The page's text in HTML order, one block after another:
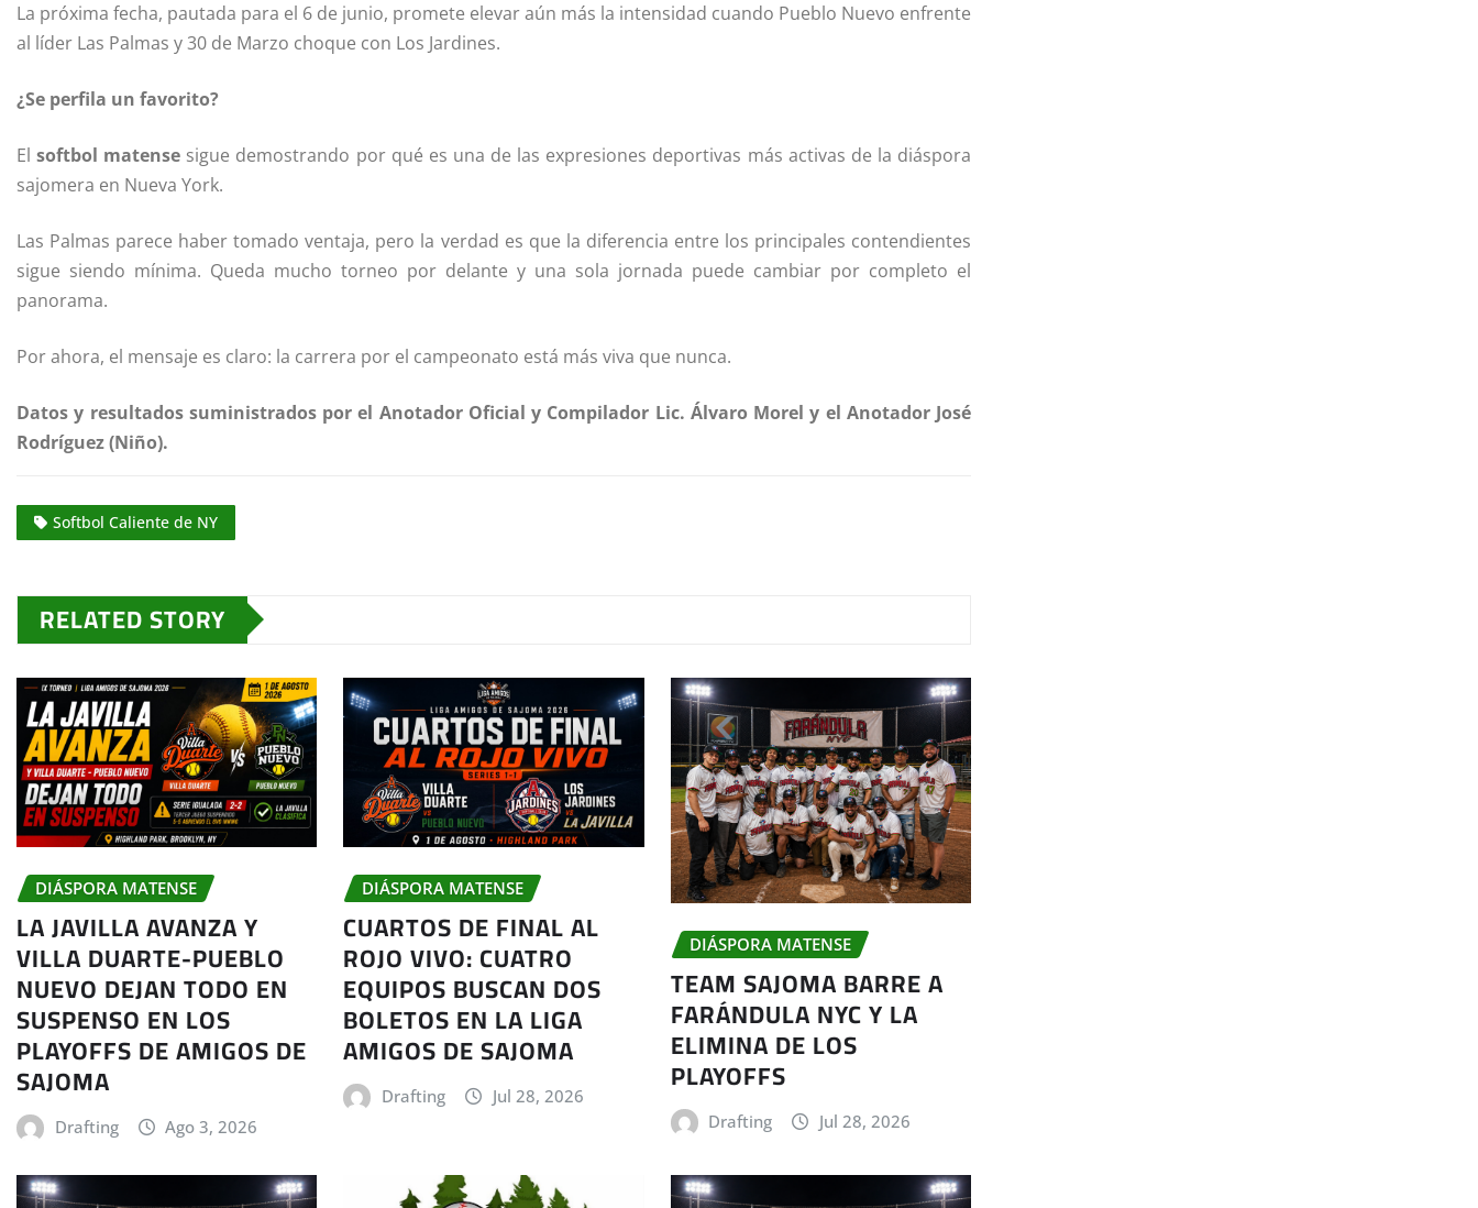
La próxima fecha, pautada para el 6 de junio, promete elevar aún más la intensidad cuando Pueblo Nuevo enfrente
al líder Las Palmas y 30 de Marzo choque con Los Jardines.
¿Se perfila un favorito?
Elsoftbol matense sigue demostrando por qué es una de las expresiones deportivas más activas de la diáspora
sajomera en Nueva York.
Las Palmas parece haber tomado ventaja, pero la verdad es que la diferencia entre los principales contendientes
sigue siendo mínima. Queda mucho torneo por delante y una sola jornada puede cambiar por completo el
panorama.
Por ahora, el mensaje es claro: la carrera por el campeonato está más viva que nunca.
Datos y resultados suministrados por el Anotador Oficial y Compilador Lic. Álvaro Morel y el Anotador José
Rodríguez (Niño).
Softbol Caliente de NY
RELATED STORY
DIÁSPORA MATENSE
LA JAVILLA AVANZA Y
VILLA DUARTE-PUEBLO
NUEVO DEJAN TODO EN
SUSPENSO EN LOS
PLAYOFFS DE AMIGOS DE
SAJOMA
Drafting Ago 3, 2026
DIÁSPORA MATENSE
CUARTOS DE FINAL AL
ROJO VIVO: CUATRO
EQUIPOS BUSCAN DOS
BOLETOS EN LA LIGA
AMIGOS DE SAJOMA
Drafting Jul 28, 2026
DIÁSPORA MATENSE
TEAM SAJOMA BARRE A
FARÁNDULA NYC Y LA
ELIMINA DE LOS
PLAYOFFS
Drafting Jul 28, 2026